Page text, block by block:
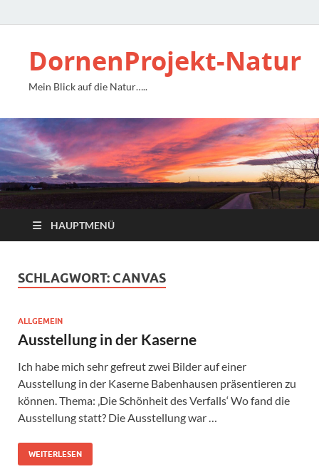
DornenProjekt-Natur
Mein Blick auf die Natur…..
HAUPTMENÜ
SCHLAGWORT: CANVAS
ALLGEMEIN
Ausstellung in der Kaserne
Ich habe mich sehr gefreut zwei Bilder auf einer
Ausstellung in der Kaserne Babenhausen präsentieren zu
können. Thema: ‚Die Schönheit des Verfalls‘ Wo fand die
Ausstellung statt? Die Ausstellung war …
WEITERLESEN